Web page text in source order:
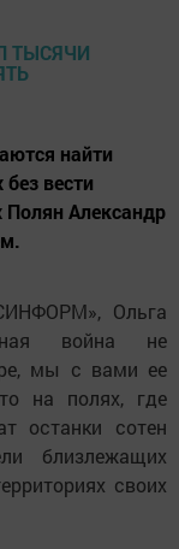
найти
вести
Полян Александр
Ольга
война не
мы с вами ее
на полях, где
останки сотен
близлежащих
своих